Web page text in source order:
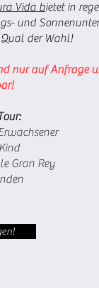
Vida bietet in
und
der Wahl!
nur auf Anfrage
Gran Rey